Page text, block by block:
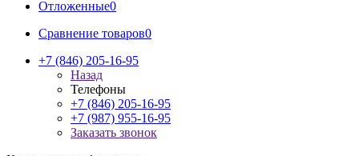
Отложенные0
Сравнение товаров0
+7 (846) 205-16-95
Назад
Телефоны
+7 (846) 205-16-95
+7 (987) 955-16-95
Заказать звонок